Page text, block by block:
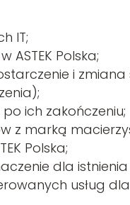
IT;
Polska;
i
ich zakończeniu;
z marką
Polska;
dla istnienia
usług dla